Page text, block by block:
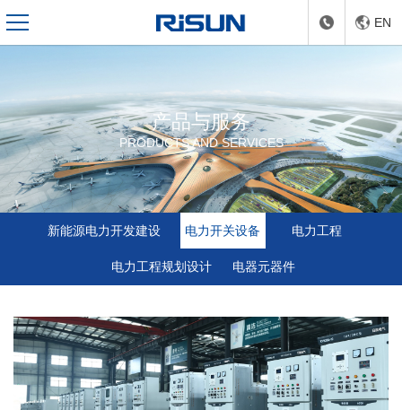
EN
产品与服务
PRODUCTS AND SERVICES
新能源电力开发建设 电力开关设备 电力工程
电力工程规划设计 电器元器件